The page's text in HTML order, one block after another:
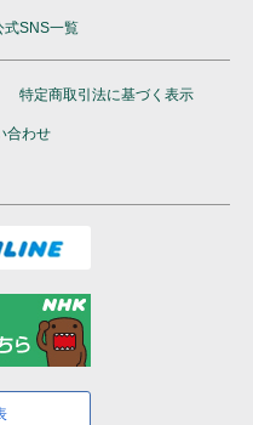
式SNS一覧
特定商取引法に基づく表示
合わせ